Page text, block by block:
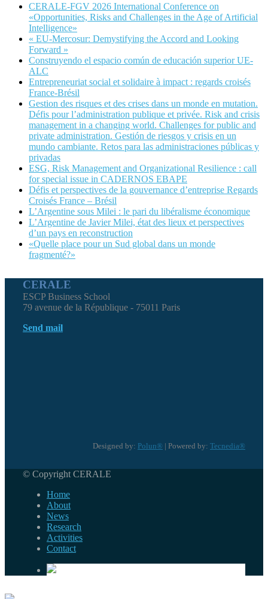
CERALE-FGV 2026 International Conference on
«Opportunities, Risks and Challenges in the Age of Artificial
Intelligence»
« EU-Mercosur: Demystifying the Accord and Looking
Forward »
Construyendo el espacio común de educación superior UE-
ALC
Entrepreneuriat social et solidaire à impact : regards croisés
France-Brésil
Gestion des risques et des crises dans un monde en mutation.
Défis pour l’administration publique et privée. Risk and crisis
management in a changing world. Challenges for public and
private administration. Gestión de riesgos y crisis en un
mundo cambiante. Retos para las administraciones públicas y
privadas
ESG, Risk Management and Organizational Resilience : call
for special issue in CADERNOS EBAPE
Défis et perspectives de la gouvernance d’entreprise Regards
Croisés France – Brésil
L’Argentine sous Milei : le pari du libéralisme économique
L’Argentine de Javier Milei, état des lieux et perspectives
d’un pays en reconstruction
«Quelle place pour un Sud global dans un monde
fragmenté?»
CERALE
ESCP Business School
79 avenue de la République - 75011 Paris
Send mail
Designed by: Polun® | Powered by: Tecnedia®
© Copyright CERALE
Home
About
News
Research
Activities
Contact